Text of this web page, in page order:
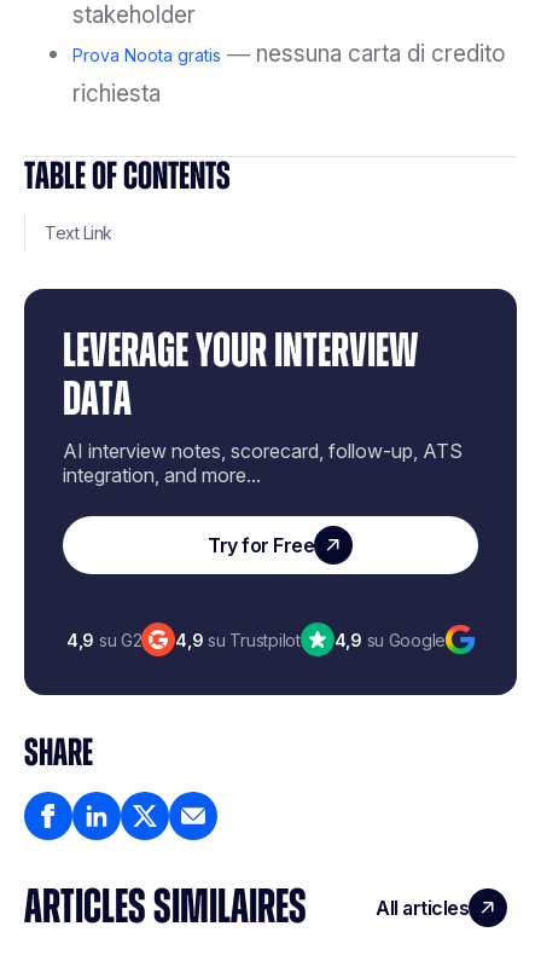
TABLE OF CONTENTS
Text Link
LEVERAGE YOUR INTERVIEW
DATA
AI interview notes, scorecard, follow-up, ATS
integration, and more...
Try for Free
4,9 su G2 4,9 su Trustpilot 4,9 su Google
SHARE
stakeholder
Prova Noota gratis — nessuna carta di credito
richiesta
ARTICLES SIMILAIRES All articles